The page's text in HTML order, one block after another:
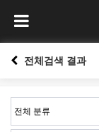
전체검색 결과